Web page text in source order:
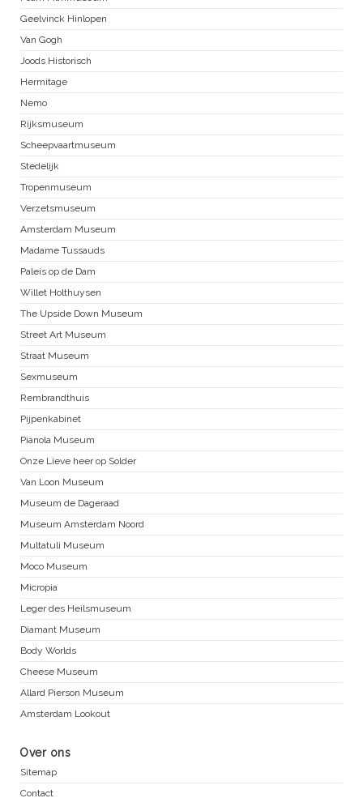
Geelvinck Hinlopen
Van Gogh
Joods Historisch
Hermitage
Nemo
Rijksmuseum
Scheepvaartmuseum
Stedelijk
Tropenmuseum
Verzetsmuseum
Amsterdam Museum
Madame Tussauds
Paleis op de Dam
Willet Holthuysen
The Upside Down Museum
Street Art Museum
Straat Museum
Sexmuseum
Rembrandthuis
Pijpenkabinet
Pianola Museum
Onze Lieve heer op Solder
Van Loon Museum
Museum de Dageraad
Museum Amsterdam Noord
Multatuli Museum
Moco Museum
Micropia
Leger des Heilsmuseum
Diamant Museum
Body Worlds
Cheese Museum
Allard Pierson Museum
Amsterdam Lookout
Over ons
Sitemap
Contact